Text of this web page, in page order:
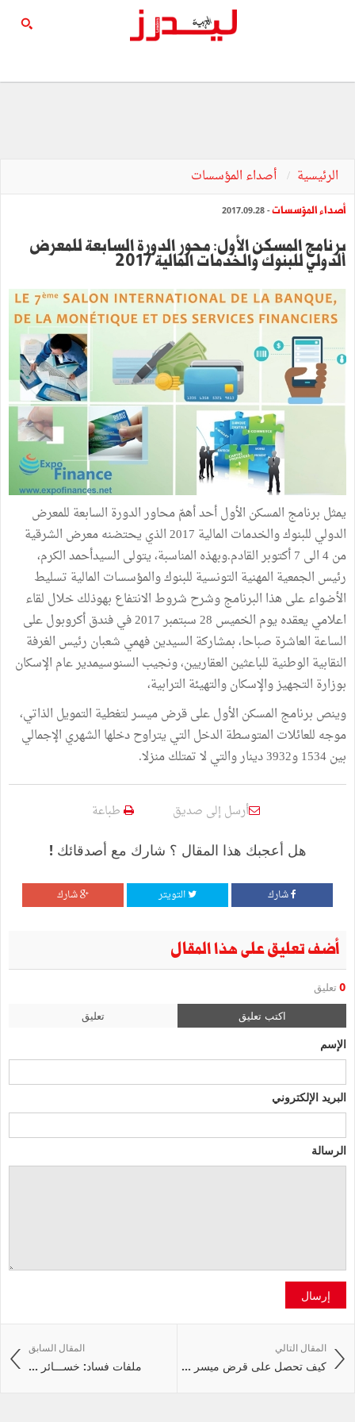
الرئيسية أصداء المؤسسات
أصداء المؤسسات- 2017.09.28
برنامج المسكن الأول: محور الدورة السابعة للمعرض
الدولي للبنوك والخدمات المالية 2017
يمثل برنامج المسكن الأول أحد أهمّ محاور الدورة السابعة للمعرض
الدولي للبنوك والخدمات المالية 2017 الذي يحتضنه معرض الشرقية
من 4 الى 7 أكتوبر القادم.وبهذه المناسبة، يتولى السيدأحمد الكرم،
رئيس الجمعية المهنية التونسية للبنوك والمؤسسات المالية تسليط
الأضواء على هذا البرنامج وشرح شروط الانتفاع بهوذلك خلال لقاء
اعلامي يعقده يوم الخميس 28 سبتمبر 2017 في فندق أكروبول على
الساعة العاشرة صباحا، بمشاركة السيدين فهمي شعبان رئيس الغرفة
النقابية الوطنية للباعثين العقاريين، ونجيب السنوسيمدير عام الإسكان
بوزارة التجهيز والإسكان والتهيئة الترابية،
وينص برنامج المسكن الأول على قرض ميسر لتغطية التمويل الذاتي،
موجه للعائلات المتوسطة الدخل التي يتراوح دخلها الشهري الإجمالي
بين 1534 و3932 دينار والتي لا تمتلك منزلا.
أرسل إلى صديق طباعة
هل أعجبك هذا المقال ؟ شارك مع أصدقائك !
شارك التويتر شارك
أضف تعليق على هذا المقال
0 تعليق
اكتب تعليق تعليق
الإسم
البريد الإلكتروني
الرسالة
إرسال
المقال السابق
ملفات فساد: خســـائر ...
المقال التالي
كيف تحصل على قرض ميسر ...